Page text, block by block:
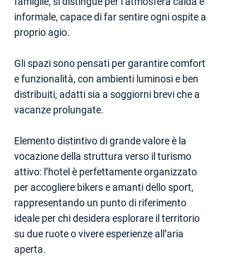
informale, capace di far sentire ogni ospite a
proprio agio.
Gli spazi sono pensati per garantire comfort
e funzionalità, con ambienti luminosi e ben
distribuiti, adatti sia a soggiorni brevi che a
vacanze prolungate.
Elemento distintivo di grande valore è la
vocazione della struttura verso il turismo
attivo: l’hotel è perfettamente organizzato
per accogliere bikers e amanti dello sport,
rappresentando un punto di riferimento
ideale per chi desidera esplorare il territorio
su due ruote o vivere esperienze all’aria
aperta.